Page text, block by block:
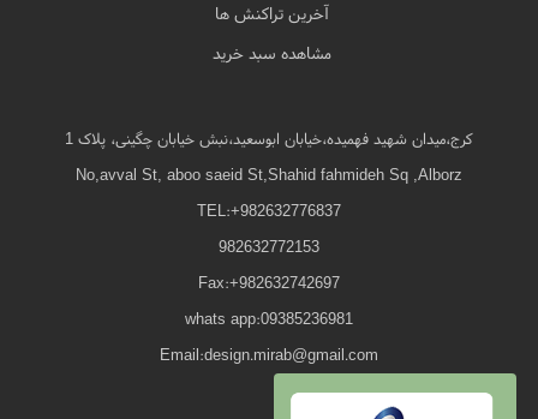
آخرین تراکنش ها
مشاهده سبد خرید
کرج،میدان شهید فهمیده،خیابان ابوسعید،نبش خیابان چگینی، پلاک 1
No,avval St, aboo saeid St,Shahid fahmideh Sq ,Alborz
TEL:+982632776837
982632772153
Fax:+982632742697
whats app:09385236981
Email:design.mirab@gmail.com